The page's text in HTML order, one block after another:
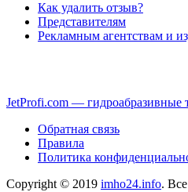
Как удалить отзыв?
Представителям
Рекламным агентствам и
JetProfi.com — гидроабразивные
Обратная связь
Правила
Политика
Copyright © 2019 imho24.info.